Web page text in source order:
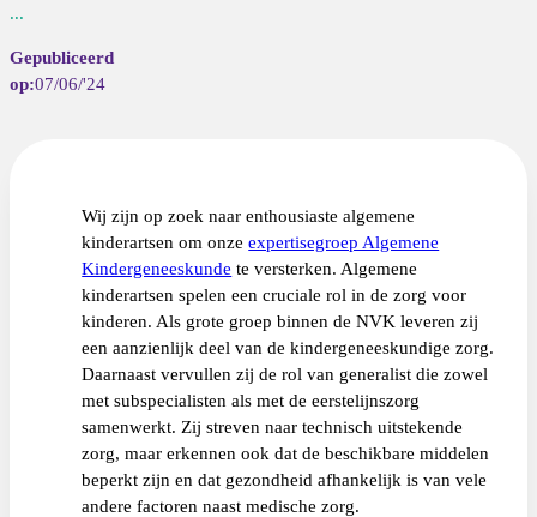
...
07/06/'24
Wij zijn op zoek naar enthousiaste algemene
kinderartsen om onzeexpertisegroep Algemene
Kindergeneeskunde te versterken. Algemene
kinderartsen spelen een cruciale rol in de zorg voor
kinderen. Als grote groep binnen de NVK leveren zij
een aanzienlijk deel van de kindergeneeskundige zorg.
Daarnaast vervullen zij de rol van generalist die zowel
met subspecialisten als met de eerstelijnszorg
samenwerkt. Zij streven naar technisch uitstekende
zorg, maar erkennen ook dat de beschikbare middelen
beperkt zijn en dat gezondheid afhankelijk is van vele
andere factoren naast medische zorg.